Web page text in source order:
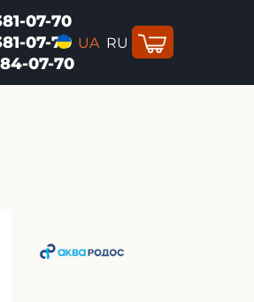
07-70
07-70
07-70
UA RU